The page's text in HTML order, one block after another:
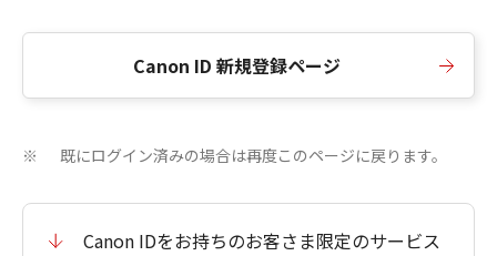
Canon ID 新規登録ページ
※ 既にログイン済みの場合は再度このページに戻ります。
Canon IDをお持ちのお客さま限定のサービス